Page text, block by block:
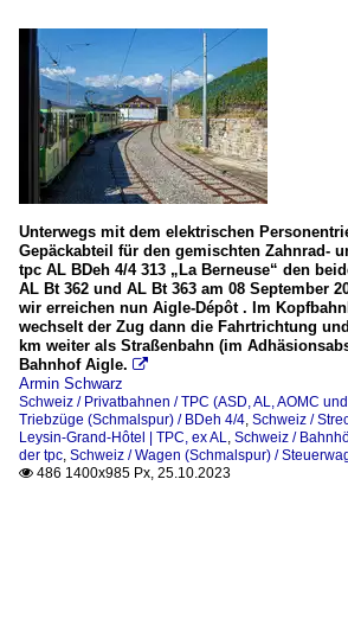
Unterwegs mit dem elektrischen
Gepäckabteil für den gemischten Zahnrad-
tpc AL BDeh 4/4 313 „La Berneuse“ den
AL Bt 362 und AL Bt 363 am 08 September
wir erreichen nun Aigle-Dépôt . Im
wechselt der Zug dann die Fahrtrichtung
km weiter als Straßenbahn (im
Bahnhof Aigle. 
Armin Schwarz
Schweiz / Privatbahnen / TPC (ASD, AL, AOMC
Triebzüge (Schmalspur) / BDeh 4/4, Schweiz /
Leysin-Grand-Hôtel | TPC, ex AL, Schweiz /
der tpc, Schweiz / Wagen (Schmalspur) /
 486 1400x985 Px, 25.10.2023